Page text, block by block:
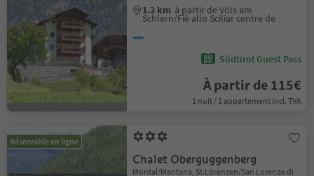
1.2 km à partir de Völs am
Schlern/Fiè allo Sciliar centre de
Südtirol Guest Pass
À partir de 115€
1 nuit / 1 appartement incl. TVA
Réservable en ligne
Chalet Oberguggenberg
Montal/Mantana, St.Lorenzen/San Lorenzo di